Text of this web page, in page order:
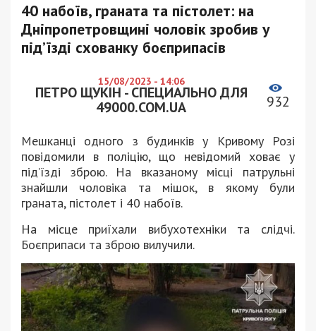
40 набоїв, граната та пістолет: на
Дніпропетровщині чоловік зробив у
під’їзді схованку боєприпасів
15/08/2023 - 14:06
ПЕТРО ЩУКІН - СПЕЦИАЛЬНО ДЛЯ
49000.COM.UA
932
Мешканці одного з будинків у Кривому Розі
повідомили в поліцію, що невідомий ховає у
під’їзді зброю. На вказаному місці патрульні
знайшли чоловіка та мішок, в якому були
граната, пістолет і 40 набоїв.
На місце приїхали вибухотехніки та слідчі.
Боєприпаси та зброю вилучили.